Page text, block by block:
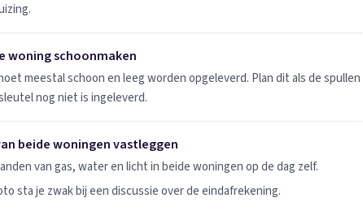
schoonmaken afvinken
woning schoonmaken
meestal schoon en leeg worden opgeleverd. Plan dit als de spullen
nog niet is ingeleverd.
woningen vastleggen afvinken
beide woningen vastleggen
van gas, water en licht in beide woningen op de dag zelf.
sta je zwak bij een discussie over de eindafrekening.